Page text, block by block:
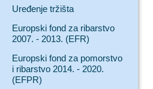
Uređenje tržišta
Europski fond za ribarstvo
2007. - 2013. (EFR)
Europski fond za pomorstvo
i ribarstvo 2014. - 2020.
(EFPR)